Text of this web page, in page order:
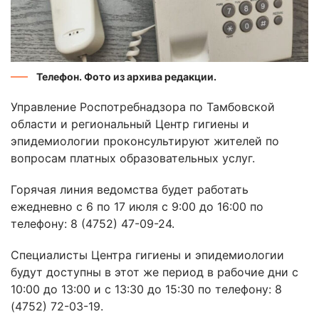
Телефон. Фото из архива редакции.
Управление Роспотребнадзора по Тамбовской
области и региональный Центр гигиены и
эпидемиологии проконсультируют жителей по
вопросам платных образовательных услуг.
Горячая линия ведомства будет работать
ежедневно с 6 по 17 июля с 9:00 до 16:00 по
телефону: 8 (4752) 47-09-24.
Специалисты Центра гигиены и эпидемиологии
будут доступны в этот же период в рабочие дни с
10:00 до 13:00 и с 13:30 до 15:30 по телефону: 8
(4752) 72-03-19.